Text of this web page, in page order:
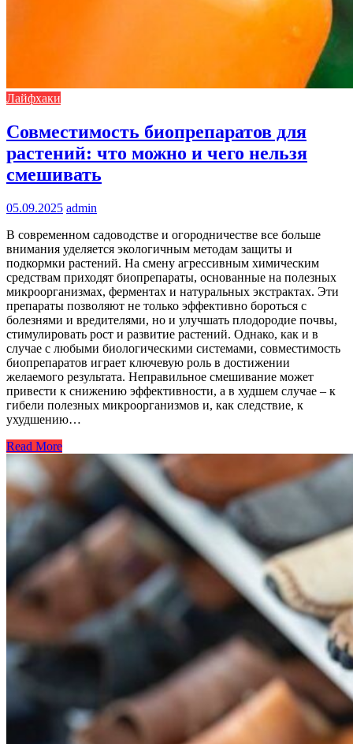
Лайфхаки
Совместимость биопрепаратов для
растений: что можно и чего нельзя
смешивать
05.09.2025 admin
В современном садоводстве и огородничестве все больше
внимания уделяется экологичным методам защиты и
подкормки растений. На смену агрессивным химическим
средствам приходят биопрепараты, основанные на полезных
микроорганизмах, ферментах и натуральных экстрактах. Эти
препараты позволяют не только эффективно бороться с
болезнями и вредителями, но и улучшать плодородие почвы,
стимулировать рост и развитие растений. Однако, как и в
случае с любыми биологическими системами, совместимость
биопрепаратов играет ключевую роль в достижении
желаемого результата. Неправильное смешивание может
привести к снижению эффективности, а в худшем случае – к
гибели полезных микроорганизмов и, как следствие, к
ухудшению…
Read More